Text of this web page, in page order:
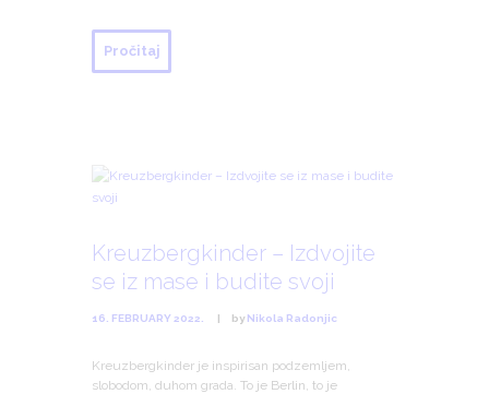
Pročitaj
Kreuzbergkinder – Izdvojite
se iz mase i budite svoji
16. FEBRUARY 2022. byNikola Radonjic
Kreuzbergkinder je inspirisan podzemljem,
slobodom, duhom grada. To je Berlin, to je